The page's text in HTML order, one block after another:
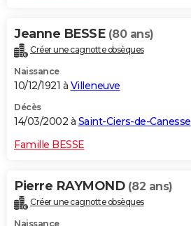
Jeanne BESSE (80 ans)
Créer une cagnotte obsèques
Naissance
10/12/1921 à Villeneuve
Décès
14/03/2002 à Saint-Ciers-de-Canesse
Famille BESSE
Pierre RAYMOND (82 ans)
Créer une cagnotte obsèques
Naissance